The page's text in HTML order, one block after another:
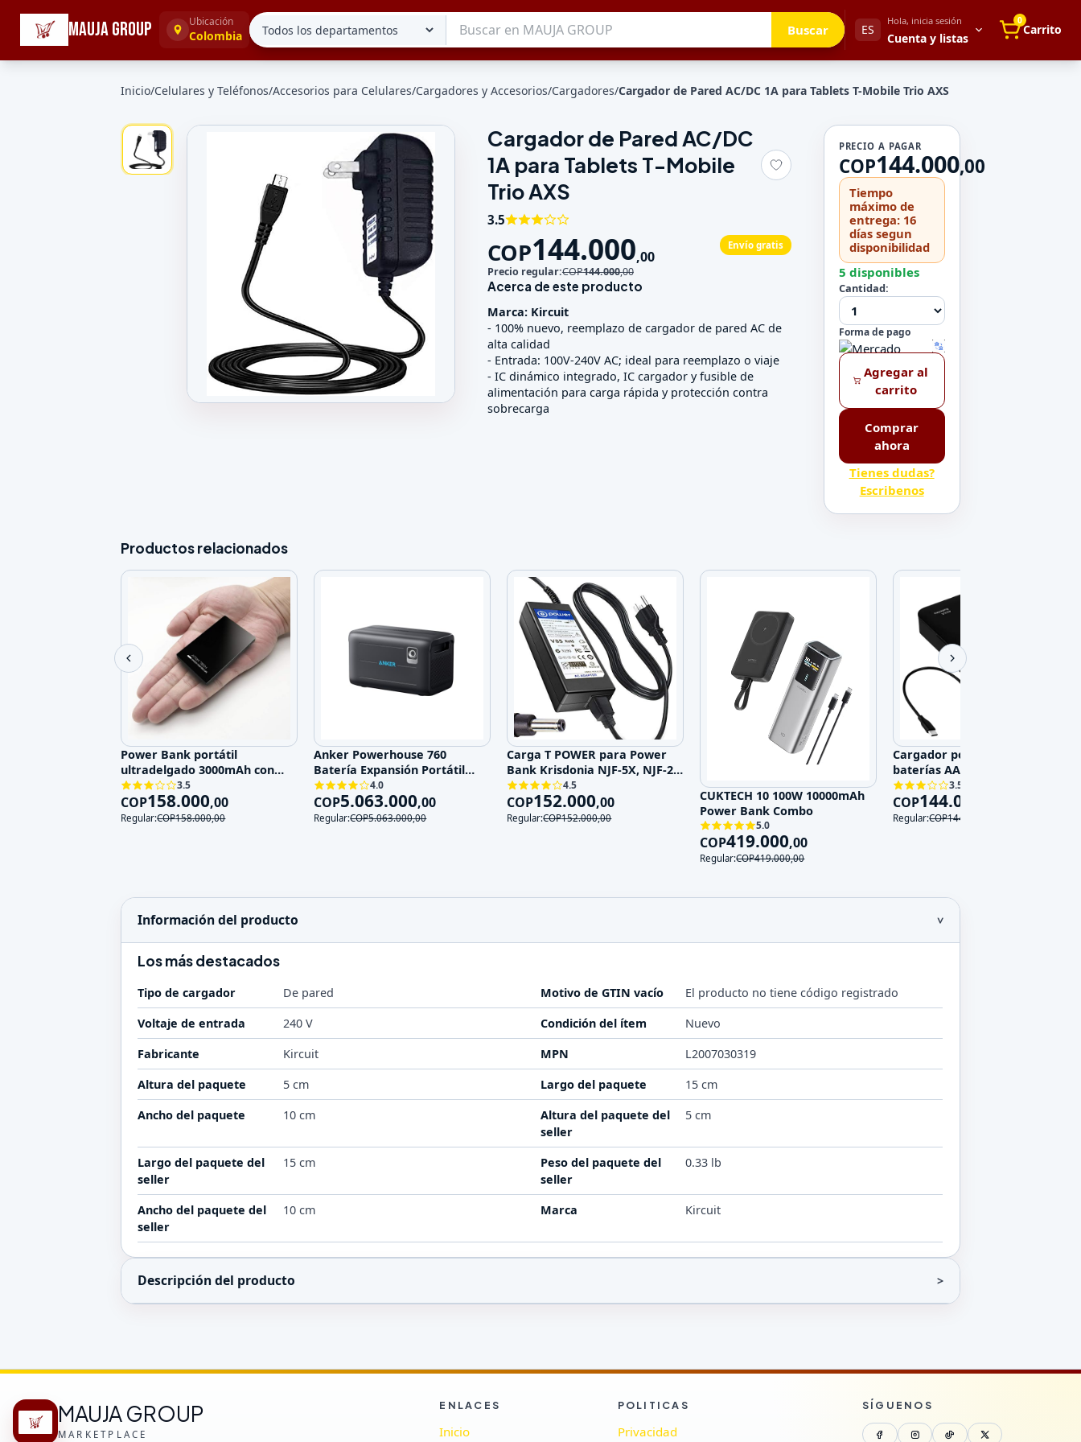
MAUJA GROUP Ubicación
Colombia Buscar ES
Hola, inicia sesión
Cuenta y listas
Tu lista
Favoritos
Guardados para después
Mis direcciones
Mis pedidos
Métodos de pago
Mi perfil
Configuración
0
Carrito
☰ Categorías
Inicio/Celulares y Teléfonos/Accesorios para Celulares/Cargadores y Accesorios/Cargadores/Cargador de Pared AC/DC 1A para Tablets T-Mobile Trio AXS
Galeria de Cargador de Pared AC/DC 1A para Tablets T-Mobile Trio AXS
Cargador de Pared AC/DC
1A para Tablets T-Mobile
Trio AXS
3.5
COP144.000,00
Envío gratis
Precio regular:COP144.000,00
Acerca de este producto
Marca: Kircuit
- 100% nuevo, reemplazo de cargador de pared AC de
alta calidad
- Entrada: 100V-240V AC; ideal para reemplazo o viaje
- IC dinámico integrado, IC cargador y fusible de
alimentación para carga rápida y protección contra
sobrecarga
PRECIO A PAGAR
COP144.000,00
Tiempo
máximo de
entrega: 16
días segun
disponibilidad
5 disponibles
Cantidad:
Forma de pago
Agregar al
carrito
Comprar
ahora
Tienes dudas?
Escribenos
Productos relacionados
Power Bank portátil
ultradelgado 3000mAh con
doble puerto USB
3.5
COP158.000,00
Regular:COP158.000,00
Anker Powerhouse 760
Batería Expansión Portátil
2048Wh
4.0
COP5.063.000,00
Regular:COP5.063.000,00
Carga T POWER para Power
Bank Krisdonia NJF-5X, NJF-2,
NJF-6X, NJF-3X
4.5
COP152.000,00
Regular:COP152.000,00
CUKTECH 10 100W 10000mAh
Power Bank Combo
5.0
COP419.000,00
Regular:COP419.000,00
Cargador portátil VOLT para
baterías AA con USB-C
3.5
COP144.000
Regular:COP144.000
Información del producto
Los más destacados
Tipo de cargador De pared Motivo de GTIN vacío
El producto no tiene código registrado
Voltaje de entrada
240 V Condición del ítem
Nuevo
Fabricante
Kircuit MPN
L2007030319
Altura del paquete
5 cm Largo del paquete
15 cm
Ancho del paquete
10 cm
Altura del paquete del
seller
5 cm
Largo del paquete del
seller
15 cm
Peso del paquete del
seller
0.33 lb
Ancho del paquete del
seller
10 cm Marca Kircuit
Descripción del producto
MAUJA GROUP
MARKETPLACE
ENLACES
Inicio
POLITICAS
Privacidad
SÍGUENOS